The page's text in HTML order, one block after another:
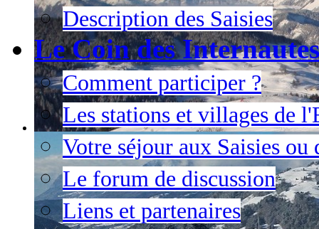
Description des Saisies
Le Coin des Internautes
Comment participer ?
Les stations et villages de
Votre séjour aux Saisies ou
Le forum de discussion
Liens et partenaires